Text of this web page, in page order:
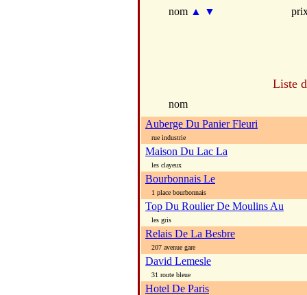
nom ▲ ▼
Liste
nom
Auberge Du Panier Fleuri
rue industrie
Maison Du Lac La
les clayeux
Bourbonnais Le
1 place bourbonnais
Top Du Roulier De Moulins Au
les gris
Relais De La Besbre
207 avenue gare
David Lemesle
31 route bleue
Hotel De Paris